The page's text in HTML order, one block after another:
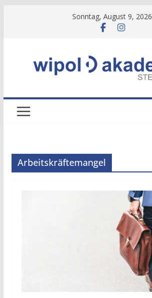
Sonntag, August 9, 2026
Arbeitskräftemangel